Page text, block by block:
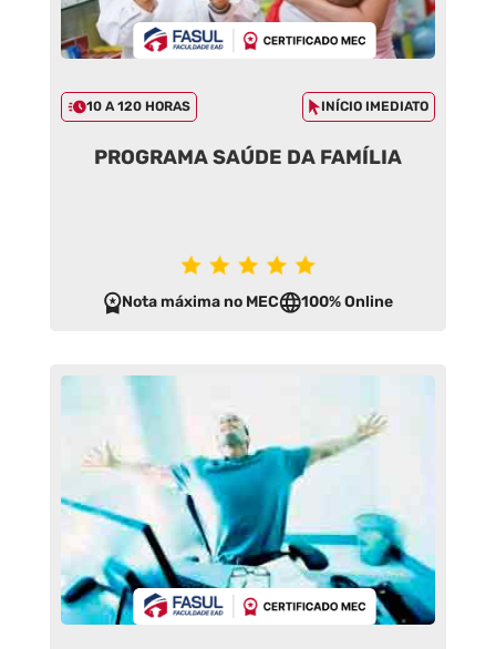
10 A 120 HORAS INÍCIO IMEDIATO
PROGRAMA SAÚDE DA FAMÍLIA
Nota máxima no MEC 100% Online